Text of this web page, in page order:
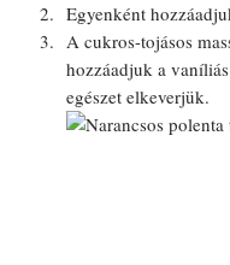
Egyenként
A cukros-tojásos
hozzáadjuk a
egészet elkeverjük.